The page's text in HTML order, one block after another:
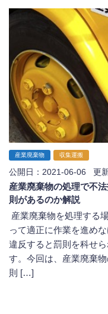
産業廃棄物 収集運搬
公開日：2021-06-06 更
産業廃棄物の処理で不
則があるのか解説
産業廃棄物を処理する
って適正に作業を進め
違反すると罰則を科せ
す。今回は、産業廃棄
則 […]